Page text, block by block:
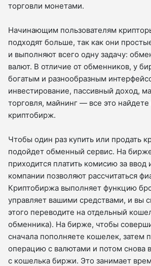
торговли монетами.
Начинающим пользователям
подходят больше, так как они
и выполняют всего одну задачу:
валют. В отличие от обменников, у
богатым и разнообразным
инвестирование, пассивный доход,
торговля, майнинг — все это найдете
криптобирж.
Чтобы один раз купить или продать
подойдет обменный сервис. На
приходится платить комисию за ввод
компании позволяют рассчитаться
Криптобиржа выполняет функцию
управляет вашими средствами, и вы
этого переводите на отдельный
обменника). На бирже, чтобы
сначала пополняете кошелек, затем
операцию с валютами и потом снова
с кошелька биржи. Это занимает